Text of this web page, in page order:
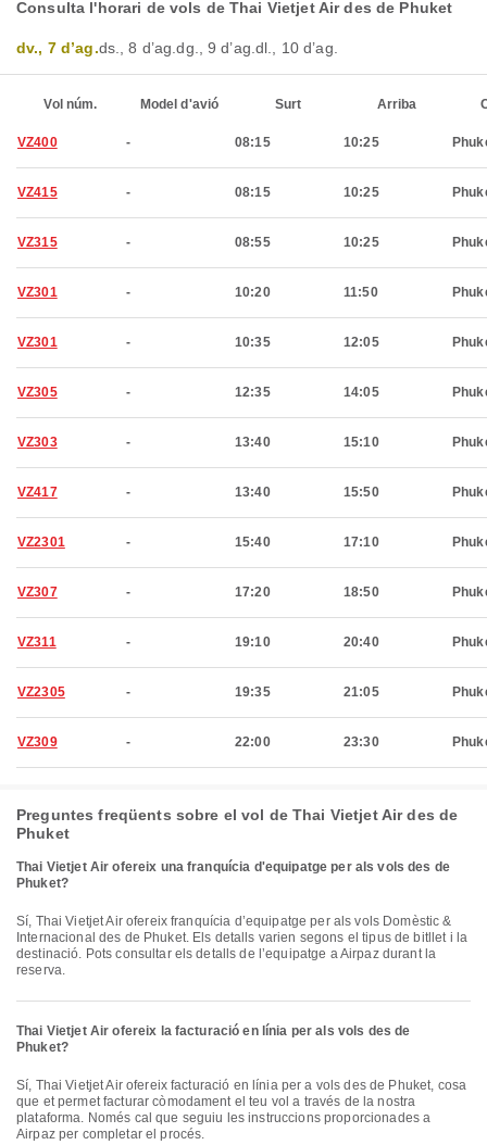
Consulta l'horari de vols de Thai Vietjet Air des de Phuket
dv., 7 d’ag.ds., 8 d’ag.dg., 9 d’ag.dl., 10 d’ag.
Vol núm. Model d'avió Surt Arriba
VZ400 - 08:15 10:25
VZ415 - 08:15 10:25
VZ315 - 08:55 10:25
VZ301 - 10:20 11:50
VZ301 - 10:35 12:05
VZ305 - 12:35 14:05
VZ303 - 13:40 15:10
VZ417 - 13:40 15:50
VZ2301 - 15:40 17:10
VZ307 - 17:20 18:50
VZ311 - 19:10 20:40
VZ2305 - 19:35 21:05
VZ309 - 22:00 23:30
Preguntes freqüents sobre el vol de Thai Vietjet Air des de
Phuket
Thai Vietjet Air ofereix una franquícia d'equipatge per als vols des de
Phuket?
Sí, Thai Vietjet Air ofereix franquícia d’equipatge per als vols Domèstic &
Internacional des de Phuket. Els detalls varien segons el tipus de bitllet i la
destinació. Pots consultar els detalls de l’equipatge a Airpaz durant la
reserva.
Thai Vietjet Air ofereix la facturació en línia per als vols des de
Phuket?
Sí, Thai Vietjet Air ofereix facturació en línia per a vols des de Phuket, cosa
que et permet facturar còmodament el teu vol a través de la nostra
plataforma. Només cal que seguiu les instruccions proporcionades a
Airpaz per completar el procés.